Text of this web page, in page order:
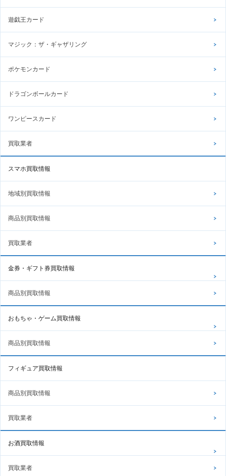
遊戯王カード
マジック：ザ・ギャザリング
ポケモンカード
ドラゴンボールカード
ワンピースカード
買取業者
スマホ買取情報
地域別買取情報
商品別買取情報
買取業者
金券・ギフト券買取情報
商品別買取情報
おもちゃ・ゲーム買取情報
商品別買取情報
フィギュア買取情報
商品別買取情報
買取業者
お酒買取情報
買取業者